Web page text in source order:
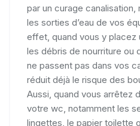
par un curage
les sorties d’eau de vos
effet, quand vous y placez
les débris de nourriture ou
ne passent pas dans vos
réduit déjà le risque des
Aussi, quand vous arrêtez
votre wc, notamment les
lingettes, le papier toilette